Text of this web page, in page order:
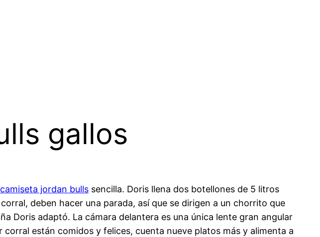
gallos
camiseta jordan bulls sencilla. Doris llena dos botellones de 5 litros
deben hacer una parada, así que se dirigen a un chorrito que
Doris adaptó. La cámara delantera es una única lente gran angular
están comidos y felices, cuenta nueve platos más y alimenta a